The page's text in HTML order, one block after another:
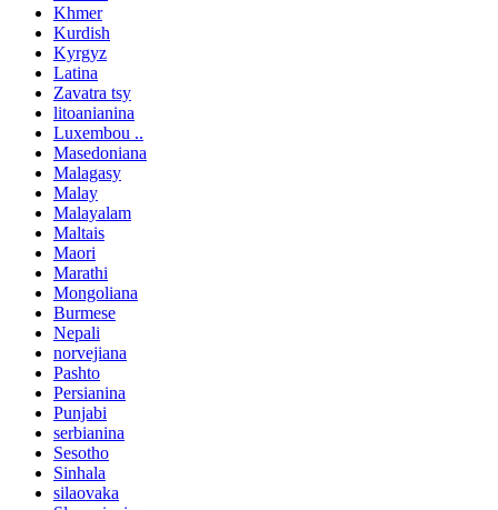
Khmer
Kurdish
Kyrgyz
Latina
Zavatra tsy
litoanianina
Luxembou ..
Masedoniana
Malagasy
Malay
Malayalam
Maltais
Maori
Marathi
Mongoliana
Burmese
Nepali
norvejiana
Pashto
Persianina
Punjabi
serbianina
Sesotho
Sinhala
silaovaka